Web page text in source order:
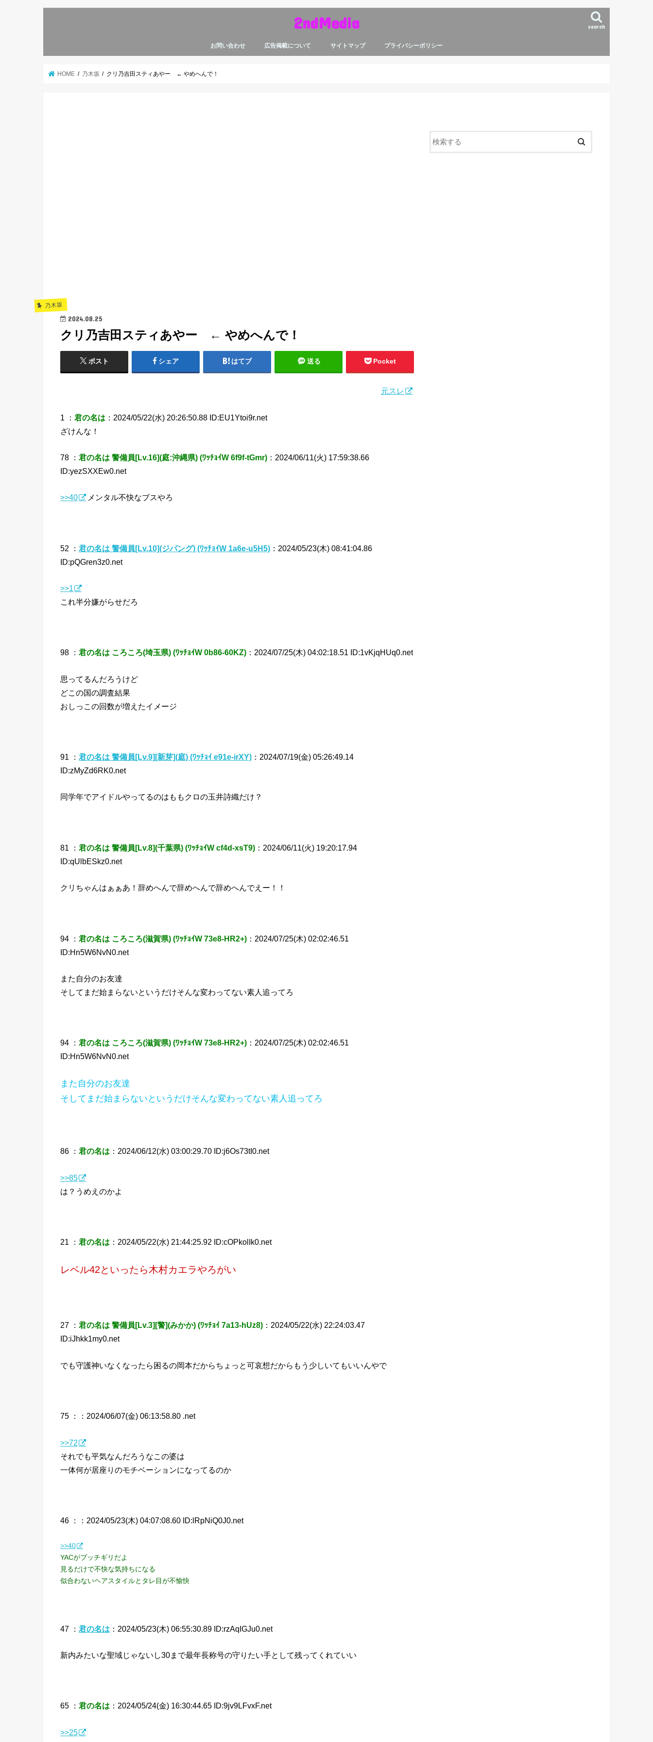
2ndMedia search
お問い合わせ 広告掲載について サイトマップ プライバシーポリシー
HOME 乃木坂 クリ乃吉田スティあやー ← やめへんで！
乃木坂
2024.08.25
クリ乃吉田スティあやー ← やめへんで！
ポスト シェア はてブ 送る Pocket
元スレ
1 ： 君の名は ：2024/05/22(水) 20:26:50.88 ID:EU1Ytoi9r.net
ざけんな！
78 ： 君の名は 警備員[Lv.16](庭:沖縄県) (ﾜｯﾁｮｲW 6f9f-tGmr) ：2024/06/11(火) 17:59:38.66
ID:yezSXXEw0.net
>>40 メンタル不快なブスやろ
52 ： 君の名は 警備員[Lv.10](ジパング) (ﾜｯﾁｮｲW 1a6e-u5H5) ：2024/05/23(木) 08:41:04.86
ID:pQGren3z0.net
>>1
これ半分嫌がらせだろ
98 ： 君の名は ころころ(埼玉県) (ﾜｯﾁｮｲW 0b86-60KZ) ：2024/07/25(木) 04:02:18.51 ID:1vKjqHUq0.net
思ってるんだろうけど
どこの国の調査結果
おしっこの回数が増えたイメージ
91 ： 君の名は 警備員[Lv.9][新芽](庭) (ﾜｯﾁｮｲ e91e-irXY) ：2024/07/19(金) 05:26:49.14
ID:zMyZd6RK0.net
同学年でアイドルやってるのはももクロの玉井詩織だけ？
81 ： 君の名は 警備員[Lv.8](千葉県) (ﾜｯﾁｮｲW cf4d-xsT9) ：2024/06/11(火) 19:20:17.94
ID:qUlbESkz0.net
クリちゃんはぁぁあ！辞めへんで辞めへんで辞めへんでえー！！
94 ： 君の名は ころころ(滋賀県) (ﾜｯﾁｮｲW 73e8-HR2+) ：2024/07/25(木) 02:02:46.51
ID:Hn5W6NvN0.net
また自分のお友達
そしてまだ始まらないというだけそんな変わってない素人追ってろ
94 ： 君の名は ころころ(滋賀県) (ﾜｯﾁｮｲW 73e8-HR2+) ：2024/07/25(木) 02:02:46.51
ID:Hn5W6NvN0.net
また自分のお友達
そしてまだ始まらないというだけそんな変わってない素人追ってろ
86 ： 君の名は ：2024/06/12(水) 03:00:29.70 ID:j6Os73tI0.net
>>85
は？うめえのかよ
21 ： 君の名は ：2024/05/22(水) 21:44:25.92 ID:cOPkolIk0.net
レベル42といったら木村カエラやろがい
27 ： 君の名は 警備員[Lv.3][警](みかか) (ﾜｯﾁｮｲ 7a13-hUz8) ：2024/05/22(水) 22:24:03.47
ID:iJhkk1my0.net
でも守護神いなくなったら困るの岡本だからちょっと可哀想だからもう少しいてもいいんやで
75 ： ：2024/06/07(金) 06:13:58.80 .net
>>72
それでも平気なんだろうなこの婆は
一体何が居座りのモチベーションになってるのか
46 ： ：2024/05/23(木) 04:07:08.60 ID:lRpNiQ0J0.net
>>40
YACがブッチギリだよ
見るだけで不快な気持ちになる
似合わないヘアスタイルとタレ目が不愉快
47 ： 君の名は ：2024/05/23(木) 06:55:30.89 ID:rzAqIGJu0.net
新内みたいな聖域じゃないし30まで最年長称号の守りたい手として残ってくれていい
65 ： 君の名は ：2024/05/24(金) 16:30:44.65 ID:9jv9LFvxF.net
>>25